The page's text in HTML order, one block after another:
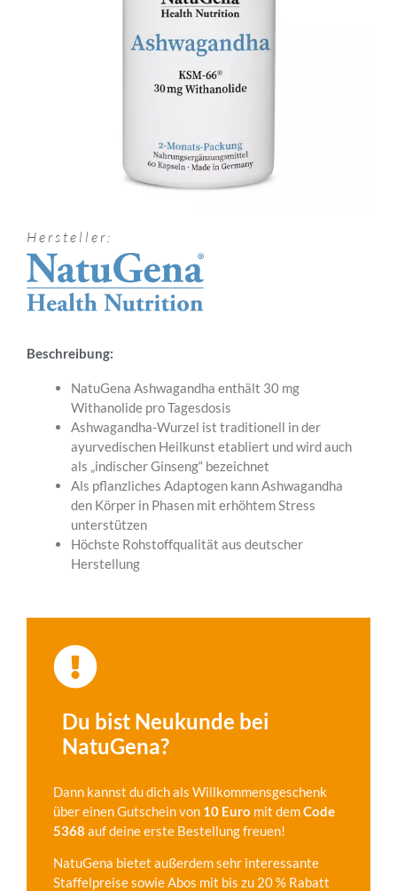
Hersteller:
Beschreibung:
NatuGena Ashwagandha enthält 30 mg
Withanolide pro Tagesdosis
Ashwagandha-Wurzel ist traditionell in der
ayurvedischen Heilkunst etabliert und wird auch
als „indischer Ginseng“ bezeichnet
Als pflanzliches Adaptogen kann Ashwagandha
den Körper in Phasen mit erhöhtem Stress
unterstützen
Höchste Rohstoffqualität aus deutscher
Herstellung
Du bist Neukunde bei
NatuGena?
Dann kannst du dich als Willkommensgeschenk
über einen Gutschein von 10 Euro mit demCode
5368 auf deine erste Bestellung freuen!
NatuGena bietet außerdem sehr interessante
Staffelpreise sowie Abos mit bis zu 20 % Rabatt